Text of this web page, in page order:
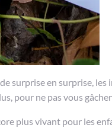
surprise en surprise, les
pour ne pas vous
plus vivant pour les